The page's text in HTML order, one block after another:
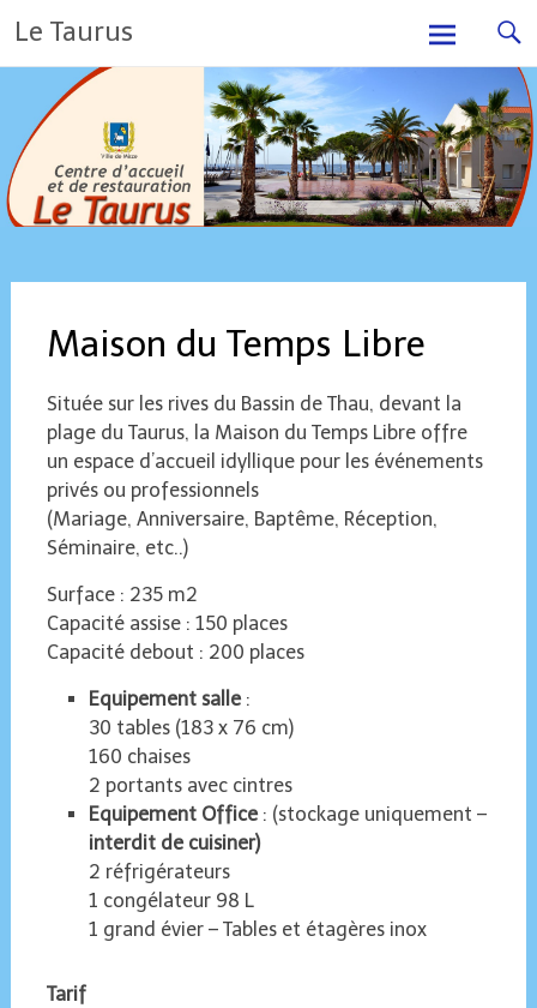
to
content
Le Taurus
Maison du Temps Libre
Située sur les rives du Bassin de Thau, devant la
plage du Taurus, la Maison du Temps Libre offre
un espace d’accueil idyllique pour les événements
privés ou professionnels
(Mariage, Anniversaire, Baptême, Réception,
Séminaire, etc..)
Surface : 235 m2
Capacité assise : 150 places
Capacité debout : 200 places
Equipement salle:
30 tables (183 x 76 cm)
160 chaises
2 portants avec cintres
Equipement Office: (stockage uniquement –
interdit de cuisiner)
2 réfrigérateurs
1 congélateur 98 L
1 grand évier – Tables et étagères inox
Tarif